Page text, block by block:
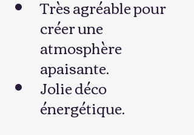
Très agréable pour
créer une
atmosphère
apaisante.
Jolie déco
énergétique.